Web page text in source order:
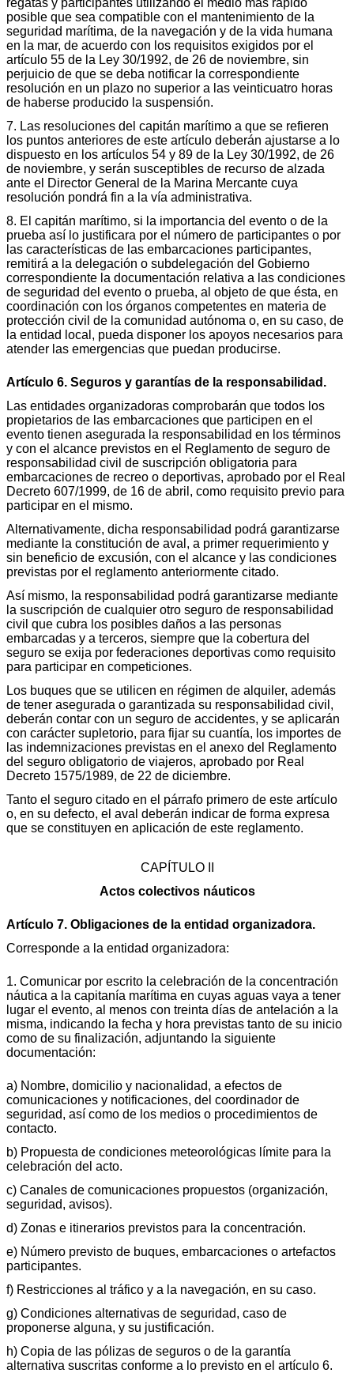
regatas y participantes utilizando el medio más rápido
posible que sea compatible con el mantenimiento de la
seguridad marítima, de la navegación y de la vida humana
en la mar, de acuerdo con los requisitos exigidos por el
artículo 55 de la Ley 30/1992, de 26 de noviembre, sin
perjuicio de que se deba notificar la correspondiente
resolución en un plazo no superior a las veinticuatro horas
de haberse producido la suspensión.
7. Las resoluciones del capitán marítimo a que se refieren
los puntos anteriores de este artículo deberán ajustarse a lo
dispuesto en los artículos 54 y 89 de la Ley 30/1992, de 26
de noviembre, y serán susceptibles de recurso de alzada
ante el Director General de la Marina Mercante cuya
resolución pondrá fin a la vía administrativa.
8. El capitán marítimo, si la importancia del evento o de la
prueba así lo justificara por el número de participantes o por
las características de las embarcaciones participantes,
remitirá a la delegación o subdelegación del Gobierno
correspondiente la documentación relativa a las condiciones
de seguridad del evento o prueba, al objeto de que ésta, en
coordinación con los órganos competentes en materia de
protección civil de la comunidad autónoma o, en su caso, de
la entidad local, pueda disponer los apoyos necesarios para
atender las emergencias que puedan producirse.
Artículo 6. Seguros y garantías de la responsabilidad.
Las entidades organizadoras comprobarán que todos los
propietarios de las embarcaciones que participen en el
evento tienen asegurada la responsabilidad en los términos
y con el alcance previstos en el Reglamento de seguro de
responsabilidad civil de suscripción obligatoria para
embarcaciones de recreo o deportivas, aprobado por el Real
Decreto 607/1999, de 16 de abril, como requisito previo para
participar en el mismo.
Alternativamente, dicha responsabilidad podrá garantizarse
mediante la constitución de aval, a primer requerimiento y
sin beneficio de excusión, con el alcance y las condiciones
previstas por el reglamento anteriormente citado.
Así mismo, la responsabilidad podrá garantizarse mediante
la suscripción de cualquier otro seguro de responsabilidad
civil que cubra los posibles daños a las personas
embarcadas y a terceros, siempre que la cobertura del
seguro se exija por federaciones deportivas como requisito
para participar en competiciones.
Los buques que se utilicen en régimen de alquiler, además
de tener asegurada o garantizada su responsabilidad civil,
deberán contar con un seguro de accidentes, y se aplicarán
con carácter supletorio, para fijar su cuantía, los importes de
las indemnizaciones previstas en el anexo del Reglamento
del seguro obligatorio de viajeros, aprobado por Real
Decreto 1575/1989, de 22 de diciembre.
Tanto el seguro citado en el párrafo primero de este artículo
o, en su defecto, el aval deberán indicar de forma expresa
que se constituyen en aplicación de este reglamento.
CAPÍTULO II
Actos colectivos náuticos
Artículo 7. Obligaciones de la entidad organizadora.
Corresponde a la entidad organizadora:
1. Comunicar por escrito la celebración de la concentración
náutica a la capitanía marítima en cuyas aguas vaya a tener
lugar el evento, al menos con treinta días de antelación a la
misma, indicando la fecha y hora previstas tanto de su inicio
como de su finalización, adjuntando la siguiente
documentación:
a) Nombre, domicilio y nacionalidad, a efectos de
comunicaciones y notificaciones, del coordinador de
seguridad, así como de los medios o procedimientos de
contacto.
b) Propuesta de condiciones meteorológicas límite para la
celebración del acto.
c) Canales de comunicaciones propuestos (organización,
seguridad, avisos).
d) Zonas e itinerarios previstos para la concentración.
e) Número previsto de buques, embarcaciones o artefactos
participantes.
f) Restricciones al tráfico y a la navegación, en su caso.
g) Condiciones alternativas de seguridad, caso de
proponerse alguna, y su justificación.
h) Copia de las pólizas de seguros o de la garantía
alternativa suscritas conforme a lo previsto en el artículo 6.